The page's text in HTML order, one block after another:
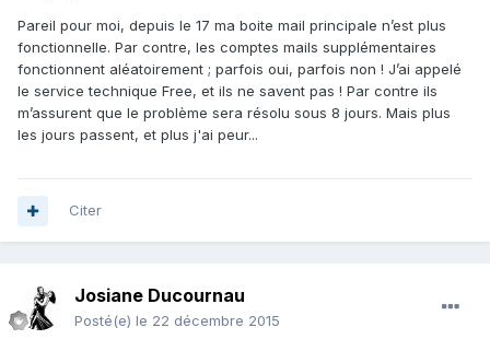
Pareil pour moi, depuis le 17 ma boite mail principale n’est plus
fonctionnelle. Par contre, les comptes mails supplémentaires
fonctionnent aléatoirement ; parfois oui, parfois non ! J’ai appelé
le service technique Free, et ils ne savent pas ! Par contre ils
m’assurent que le problème sera résolu sous 8 jours. Mais plus
les jours passent, et plus j'ai peur...
Citer
Josiane Ducournau
Posté(e) le 22 décembre 2015